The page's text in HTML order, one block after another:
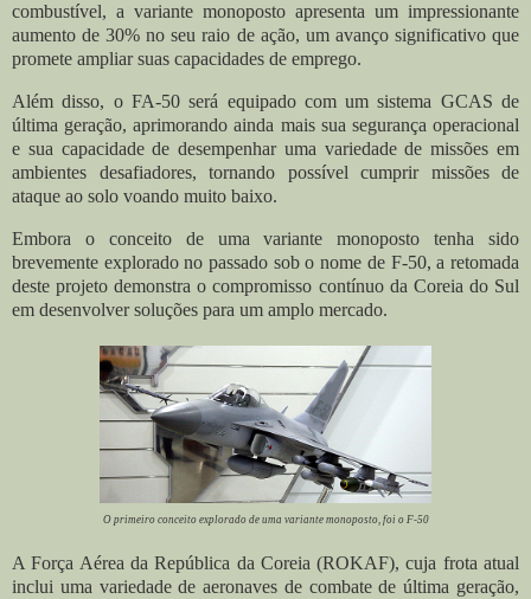
combustível, a variante monoposto apresenta um impressionante
aumento de 30% no seu raio de ação, um avanço significativo que
promete ampliar suas capacidades de emprego.
Além disso, o FA-50 será equipado com um sistema GCAS de
última geração, aprimorando ainda mais sua segurança operacional
e sua capacidade de desempenhar uma variedade de missões em
ambientes desafiadores, tornando possível cumprir missões de
ataque ao solo voando muito baixo.
Embora o conceito de uma variante monoposto tenha sido
brevemente explorado no passado sob o nome de F-50, a retomada
deste projeto demonstra o compromisso contínuo da Coreia do Sul
em desenvolver soluções para um amplo mercado.
O primeiro conceito explorado de uma variante monoposto, foi o F-50
A Força Aérea da República da Coreia (ROKAF), cuja frota atual
inclui uma variedade de aeronaves de combate de última geração,